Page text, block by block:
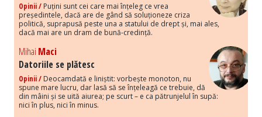
Opinii / Puțini sunt cei care mai înțeleg ce vrea
președintele, dacă are de gând să soluționeze criza
politică, suprapusă peste una a statului de drept și, mai ales,
dacă mai are un dram de bună-credință.
Mihai Maci
Datoriile se plătesc
Opinii / Deocamdată e liniștit: vorbește monoton, nu
spune mare lucru, dar lasă să se înțeleagă ce trebuie, dă
din mâini și se uită aiurea; pe scurt – e ca pătrunjelul în supă:
nici în plus, nici în minus.